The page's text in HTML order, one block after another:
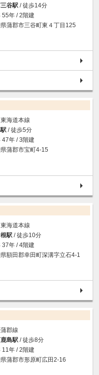
谷駅 / 徒歩14分
55年 / 2階建
蒲郡市三谷町東４丁目125
東海道本線
/ 徒歩5分
47年 / 3階建
蒲郡市宝町4-15
東海道本線
駅 / 徒歩10分
37年 / 4階建
額田郡幸田町深溝字立石4‐1
郡線
島駅 / 徒歩8分
11年 / 2階建
蒲郡市形原町広田2-16